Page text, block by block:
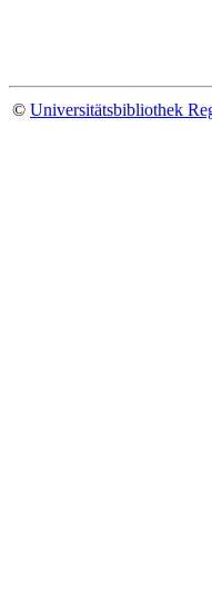
© Universitätsbibliothek